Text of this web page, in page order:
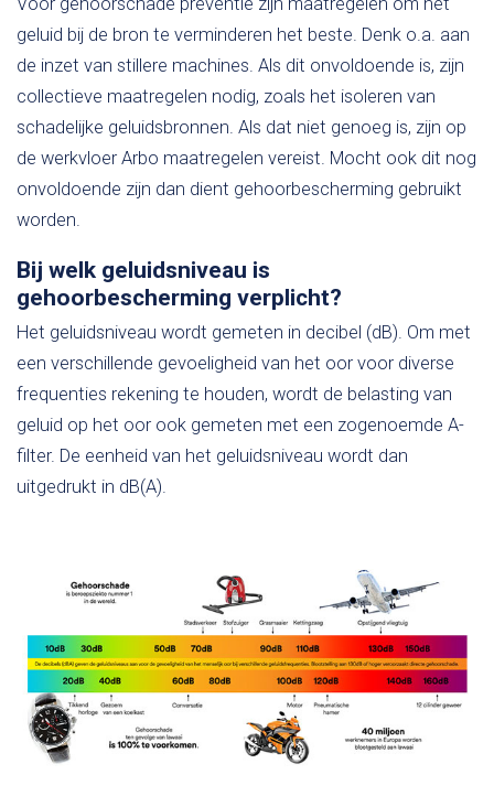
geluid bij de bron te verminderen het beste. Denk o.a. aan
de inzet van stillere machines. Als dit onvoldoende is, zijn
collectieve maatregelen nodig, zoals het isoleren van
schadelijke geluidsbronnen. Als dat niet genoeg is, zijn op
de werkvloer Arbo maatregelen vereist. Mocht ook dit nog
onvoldoende zijn dan dient gehoorbescherming gebruikt
worden.
Bij welk geluidsniveau is
gehoorbescherming verplicht?
Het geluidsniveau wordt gemeten in decibel (dB). Om met
een verschillende gevoeligheid van het oor voor diverse
frequenties rekening te houden, wordt de belasting van
geluid op het oor ook gemeten met een zogenoemde A-
filter. De eenheid van het geluidsniveau wordt dan
uitgedrukt in dB(A).